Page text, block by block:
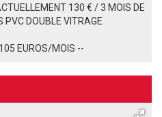
130 € / 3 MOIS DE
PVC DOUBLE VITRAGE
EUROS/MOIS --